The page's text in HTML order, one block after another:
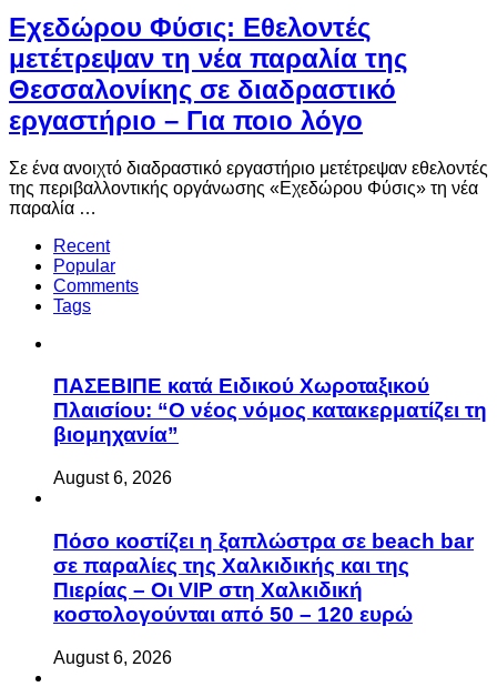
Eχεδώρου Φύσις: Εθελοντές
μετέτρεψαν τη νέα παραλία της
Θεσσαλονίκης σε διαδραστικό
εργαστήριο – Για ποιο λόγο
Σε ένα ανοιχτό διαδραστικό εργαστήριο μετέτρεψαν εθελοντές
της περιβαλλοντικής οργάνωσης «Εχεδώρου Φύσις» τη νέα
παραλία …
Recent
Popular
Comments
Tags
ΠΑΣΕΒΙΠΕ κατά Ειδικού Χωροταξικού
Πλαισίου: “Ο νέος νόμος κατακερματίζει τη
βιομηχανία”
August 6, 2026
Πόσο κοστίζει η ξαπλώστρα σε beach bar
σε παραλίες της Χαλκιδικής και της
Πιερίας – Οι VIP στη Χαλκιδική
κοστολογούνται από 50 – 120 ευρώ
August 6, 2026